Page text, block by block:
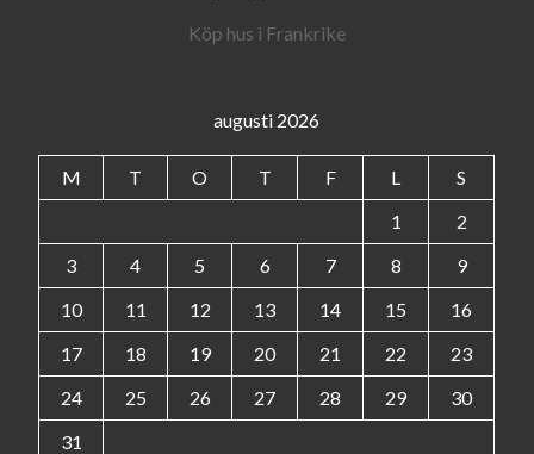
Köp hus i Frankrike
augusti 2026
M T O T F L
S
1
2
3
4 5 6 7 8
9
10
11 12 13 14 15
16
17
18 19 20 21 22
23
24
25 26 27 28 29
30
31